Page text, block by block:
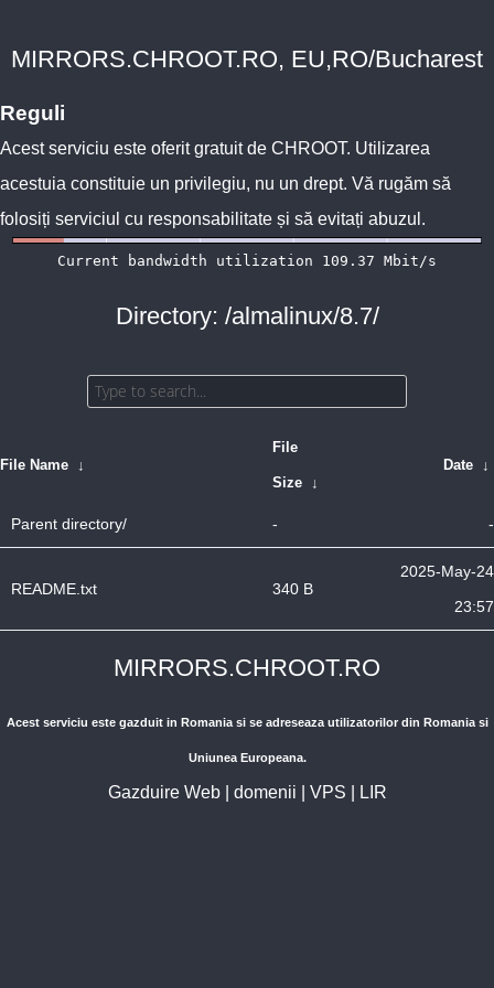
MIRRORS.CHROOT.RO, EU,RO/Bucharest
Reguli
Acest serviciu este oferit gratuit de CHROOT. Utilizarea
acestuia constituie un privilegiu, nu un drept. Vă rugăm să
folosiți serviciul cu responsabilitate și să evitați abuzul.
Directory: /almalinux/8.7/
File Name ↓
File
Size ↓
Date ↓
Parent directory/ - -
README.txt 340 B
2025-May-24
23:57
MIRRORS.CHROOT.RO
Acest serviciu este gazduit in Romania si se adreseaza utilizatorilor din Romania si
Uniunea Europeana.
Gazduire Web| domenii VPS LIR